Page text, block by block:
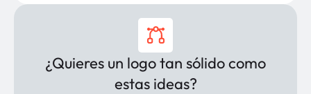
¿Quieres un logo tan sólido como
estas ideas?